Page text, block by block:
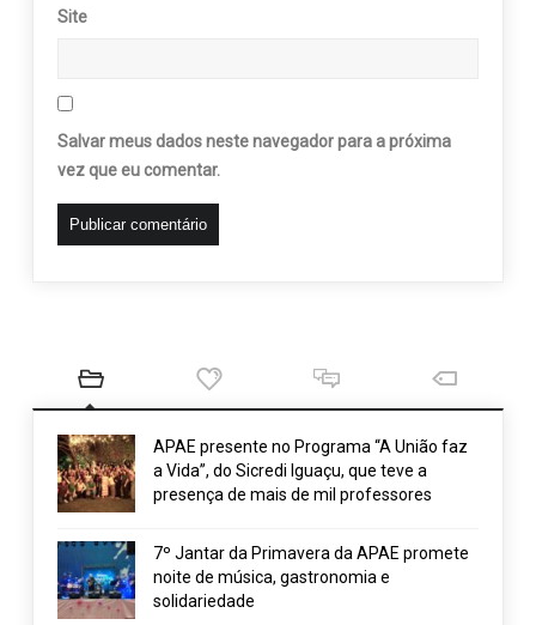
Site
Salvar meus dados neste navegador para a próxima
vez que eu comentar.
APAE presente no Programa “A União faz
a Vida”, do Sicredi Iguaçu, que teve a
presença de mais de mil professores
7º Jantar da Primavera da APAE promete
noite de música, gastronomia e
solidariedade